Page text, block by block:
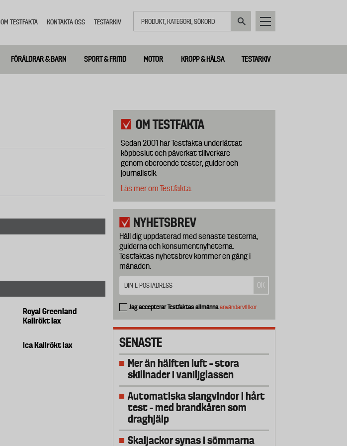
meny
OM TESTFAKTA KONTAKTA OSS TESTARKIV
FÖRÄLDRAR & BARN SPORT & FRITID MOTOR KROPP & HÄLSA TESTARKIV
Royal Greenland
Kallrökt lax
Ica Kallrökt lax
OM TESTFAKTA
Sedan 2001 har Testfakta underlättat
köpbeslut och påverkat tillverkare
genom oberoende tester, guider och
journalistik.
Läs mer om Testfakta.
NYHETSBREV
Håll dig uppdaterad med senaste testerna,
guiderna och konsumentnyheterna.
Testfaktas nyhetsbrev kommer en gång i
månaden.
Jag accepterar Testfaktas allmännaanvändarvillkor
SENASTE
Mer än hälften luft – stora
skillnader i vaniljglassen
Automatiska slangvindor i hårt
test – med brandkåren som
draghjälp
Skaljackor synas i sömmarna